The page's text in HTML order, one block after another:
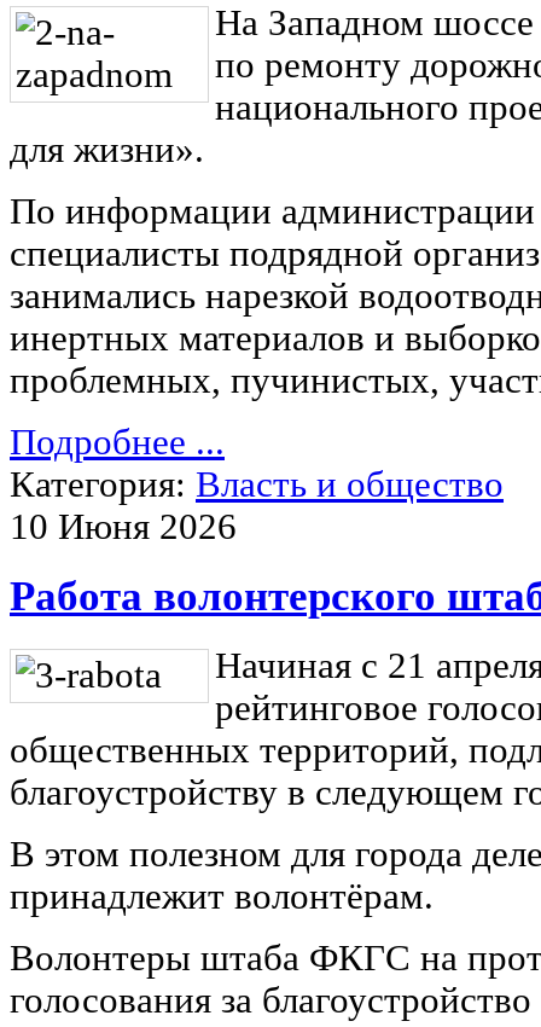
На Западном
по ремонту
национального
для жизни».
По информации администрации
специалисты подрядной
занимались нарезкой
инертных материалов и
проблемных, пучинистых,
Подробнее ...
Категория: Власть и общество
10 Июня 2026
Работа волонтерского
Начиная с 21
рейтинговое
общественных территорий,
благоустройству в следующем
В этом полезном для города
принадлежит волонтёрам.
Волонтеры штаба ФКГС на
голосования за